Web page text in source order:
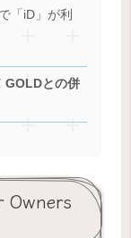
「iD」が利
GOLDとの併
Owners